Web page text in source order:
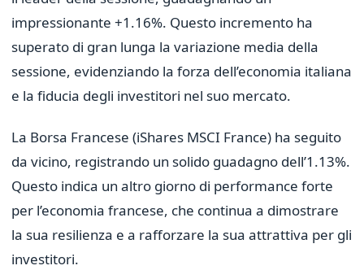
impressionante +1.16%. Questo incremento ha
superato di gran lunga la variazione media della
sessione, evidenziando la forza dell’economia italiana
e la fiducia degli investitori nel suo mercato.
La Borsa Francese (iShares MSCI France) ha seguito
da vicino, registrando un solido guadagno dell’1.13%.
Questo indica un altro giorno di performance forte
per l’economia francese, che continua a dimostrare
la sua resilienza e a rafforzare la sua attrattiva per gli
investitori.